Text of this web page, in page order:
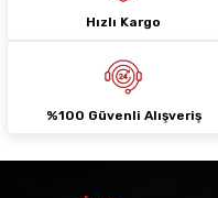
Hızlı Kargo
%100 Güvenli Alışveriş